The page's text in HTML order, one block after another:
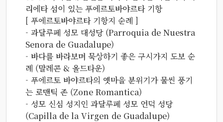
리에타 섬이 있는 푸에르토바야르타 기항
[ 푸에르토바야르타 기항지 순례 ]
- 과달루페 성모 대성당 (Parroquia de Nuestra
Senora de Guadalupe)
- 바다를 바라보며 묵상하기 좋은 구시가지 도보 순
례 (말레콘 & 올드타운)
- 푸에르토 바야르타의 옛마을 분위기가 물씬 풍기
는 로맨틱 존 (Zone Romantica)
- 성모 신심 성지인 과달루페 성모 언덕 성당
(Capilla de la Virgen de Guadalupe)